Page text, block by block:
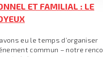
ET FAMILIAL : LE
eu le temps d’organiser
commun – notre